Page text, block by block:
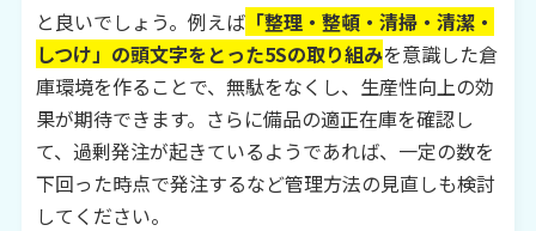
と良いでしょう。例えば 「整理・整頓・清掃・清潔・
しつけ」の頭文字をとった5Sの取り組みを意識した倉
庫環境を作ることで、無駄をなくし、生産性向上の効
果が期待できます。さらに備品の適正在庫を確認し
て、過剰発注が起きているようであれば、一定の数を
下回った時点で発注するなど管理方法の見直しも検討
してください。